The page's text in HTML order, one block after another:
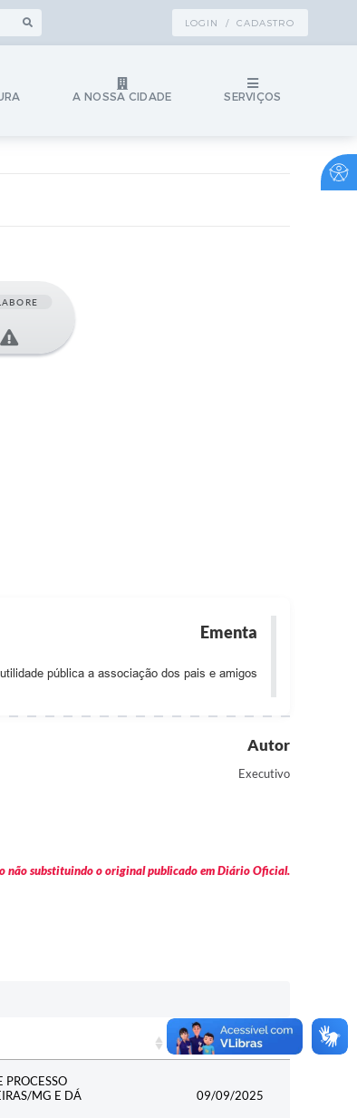
LOGIN / CADASTRO
A NOSSA CIDADE SERVIÇOS
Ementa
pública a associação dos pais e amigos
Autor
Executivo
não substituindo o original publicado em Diário Oficial.
Data
MG E DÁ
09/09/2025